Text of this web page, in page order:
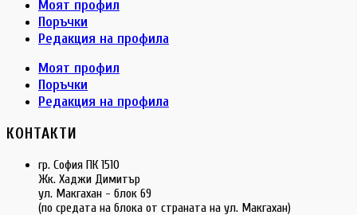
Моят профил
Поръчки
Редакция на профила
Моят профил
Поръчки
Редакция на профила
КОНТАКТИ
гр. София ПК 1510
Жк. Хаджи Димитър
ул. Макгахан - блок 69
(по средата на блока от страната на ул. Макгахан)